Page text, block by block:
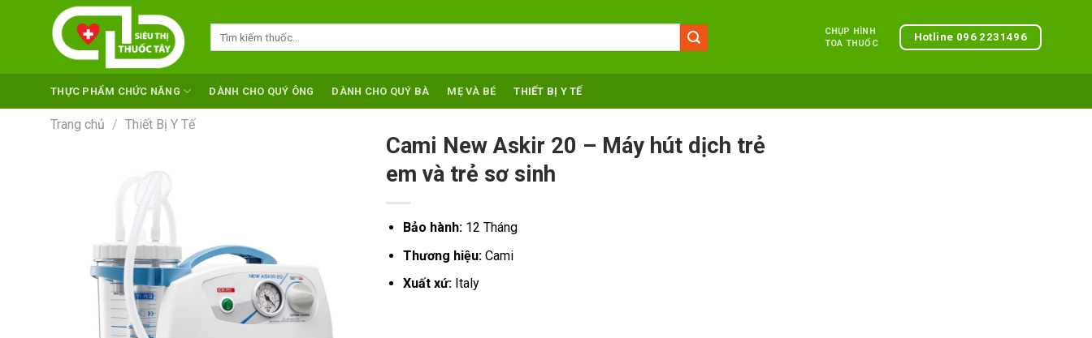
CHỤP HÌNH
TOA THUỐC
Hotline 096 2231496
THỰC PHẨM CHỨC NĂNG DÀNH CHO QUÝ ÔNG DÀNH CHO QUÝ BÀ MẸ VÀ BÉ THIẾT BỊ Y TẾ
Trang chủ / Thiết Bị Y Tế
Cami New Askir 20 – Máy hút dịch trẻ
em và trẻ sơ sinh
Bảo hành:12 Tháng
Thương hiệu:Cami
Xuất xứ: Italy